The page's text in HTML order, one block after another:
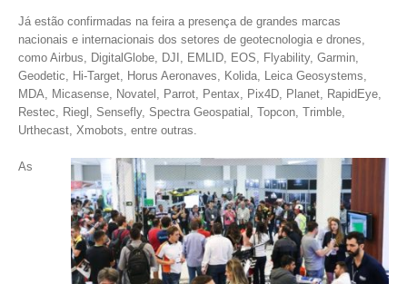
Já estão confirmadas na feira a presença de grandes marcas
nacionais e internacionais dos setores de geotecnologia e drones,
como Airbus, DigitalGlobe, DJI, EMLID, EOS, Flyability, Garmin,
Geodetic, Hi-Target, Horus Aeronaves, Kolida, Leica Geosystems,
MDA, Micasense, Novatel, Parrot, Pentax, Pix4D, Planet, RapidEye,
Restec, Riegl, Sensefly, Spectra Geospatial, Topcon, Trimble,
Urthecast, Xmobots, entre outras.
As